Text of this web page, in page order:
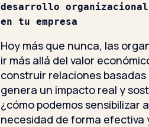
desarrollo
en tu empresa
Hoy más que nunca, las
ir más allá del valor
construir relaciones
genera un impacto real y
¿cómo podemos sensibilizar
necesidad de forma efectiva